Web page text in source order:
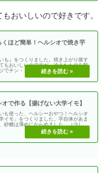
おいしいので好きです。
くほど簡単！ヘルシオで焼き芋
いも』をつくりました。焼き上がり後す
もおいしいのですが、冷えたものを軽
でチン・・ネットリして、おいしさが
おうち・・
オで作る【揚げない大学イモ】
も使った、ヘルシーおやつ！ヘルシオ
イモ」をつくりました。芋自体があま
砂糖は薄めにからめました。（少し酢